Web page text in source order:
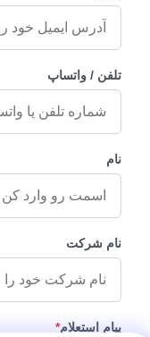
تلفن / واتساپ
نام
نام شرکت
پیام استعلام*